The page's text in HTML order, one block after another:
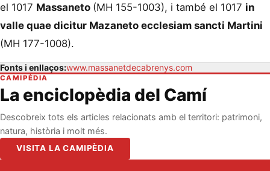
el 1017 Massaneto (MH 155-1003), i també el 1017 in
valle quae dicitur Mazaneto ecclesiam sancti Martini
(MH 177-1008).
Fonts i enllaços:www.massanetdecabrenys.com
CAMIPÈDIA
La enciclopèdia del Camí
Descobreix tots els articles relacionats amb el territori: patrimoni,
natura, història i molt més.
VISITA LA CAMIPÈDIA